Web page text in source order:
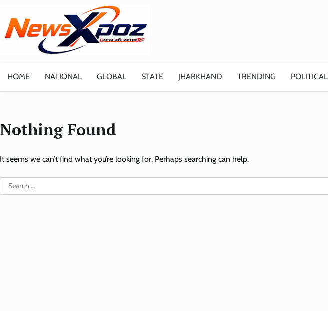
content
HOME NATIONAL GLOBAL STATE JHARKHAND TRENDING POLITICAL
Nothing Found
It seems we can’t find what you’re looking for. Perhaps searching can help.
Search
for: